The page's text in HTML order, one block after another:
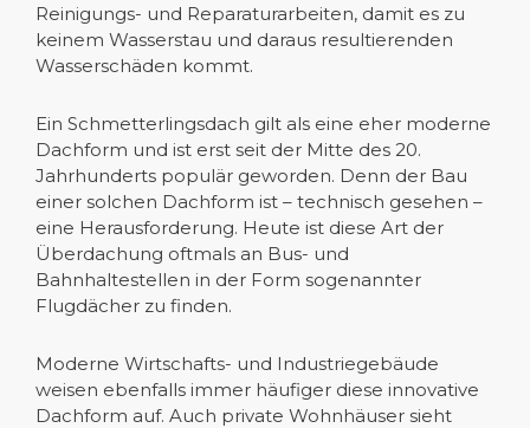
Reinigungs- und Reparaturarbeiten, damit es zu
keinem Wasserstau und daraus resultierenden
Wasserschäden kommt.
Ein Schmetterlingsdach gilt als eine eher moderne
Dachform und ist erst seit der Mitte des 20.
Jahrhunderts populär geworden. Denn der Bau
einer solchen Dachform ist – technisch gesehen –
eine Herausforderung. Heute ist diese Art der
Überdachung oftmals an Bus- und
Bahnhaltestellen in der Form sogenannter
Flugdächer zu finden.
Moderne Wirtschafts- und Industriegebäude
weisen ebenfalls immer häufiger diese innovative
Dachform auf. Auch private Wohnhäuser sieht